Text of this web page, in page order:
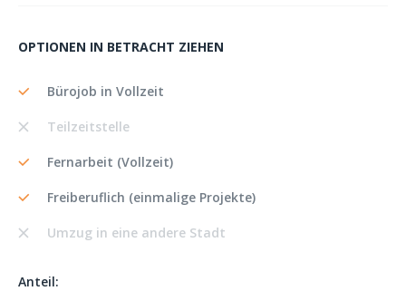
OPTIONEN IN BETRACHT ZIEHEN
Bürojob in Vollzeit
Teilzeitstelle
Fernarbeit (Vollzeit)
Freiberuflich (einmalige Projekte)
Umzug in eine andere Stadt
Anteil: